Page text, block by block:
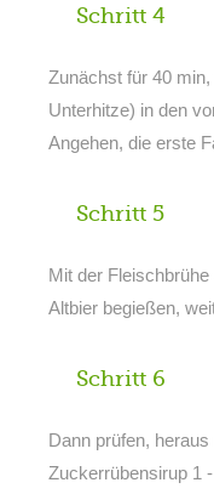
Schritt 4
Zunächst für 40
Unterhitze) in den
Angehen, die erste
Schritt 5
Mit der
Altbier begießen,
Schritt 6
Dann prüfen,
Zuckerrübensirup 1